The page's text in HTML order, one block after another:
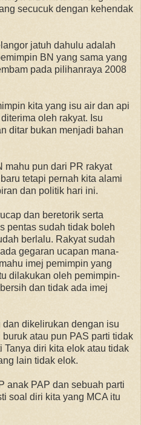
secucuk dengan kehendak
jatuh dahulu adalah
BN yang sama yang
pada pilihanraya 2008
kita yang isu air dan api
oleh rakyat. Isu
ditar bukan menjadi bahan
mahu pun dari PR rakyat
tetapi pernah kita alami
dan politik hari ini.
dan beretorik serta
pentas sudah tidak boleh
berlalu. Rakyat sudah
gegaran ucapan mana-
imej pemimpin yang
dilakukan oleh pemimpin-
dan tidak ada imej
dikelirukan dengan isu
atau pun PAS parti tidak
diri kita elok atau tidak
lain tidak elok.
anak PAP dan sebuah parti
soal diri kita yang MCA itu